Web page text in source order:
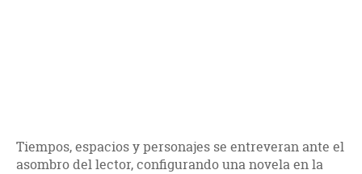
Tiempos, espacios y personajes se entreveran ante el
asombro del lector, configurando una novela en la